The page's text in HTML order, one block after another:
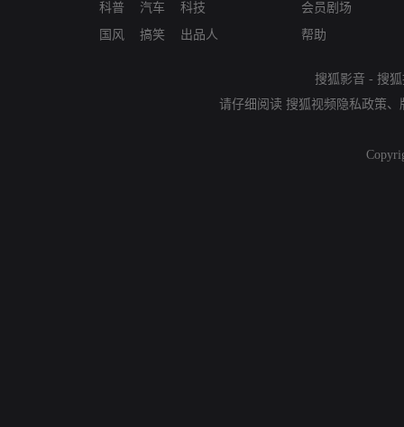
科普
国风
汽车
搞笑
科技
出品人
会员剧场
帮助
搜狐影音 - 搜
请仔细阅读 搜狐视频隐私政策、